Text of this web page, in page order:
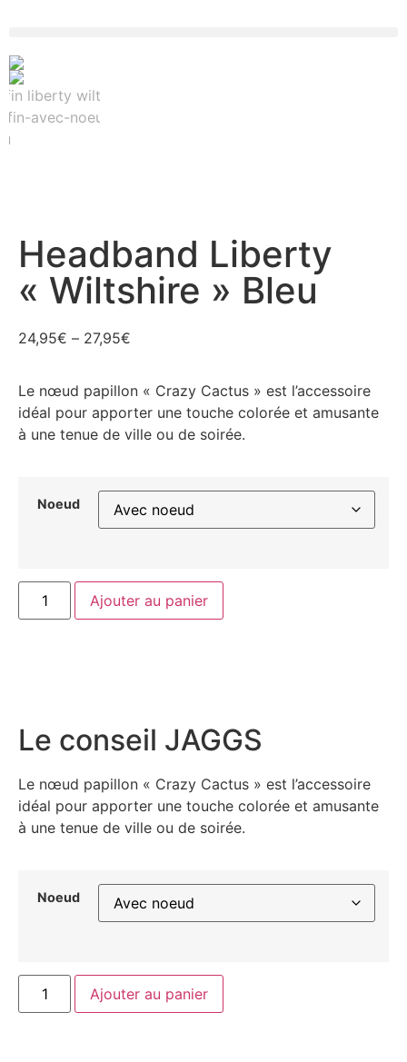
Headband Liberty
« Wiltshire » Bleu
24,95€ – 27,95€
Le nœud papillon « Crazy Cactus » est l’accessoire
idéal pour apporter une touche colorée et amusante
à une tenue de ville ou de soirée.
Noeud
Ajouter au panier
Le conseil JAGGS
Le nœud papillon « Crazy Cactus » est l’accessoire
idéal pour apporter une touche colorée et amusante
à une tenue de ville ou de soirée.
Noeud
Ajouter au panier